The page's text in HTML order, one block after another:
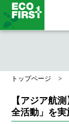
トップページ
【アジア航
全活動」を実